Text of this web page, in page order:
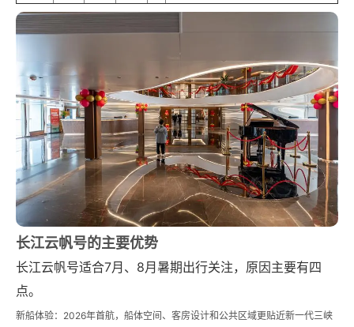
长江云帆号的主要优势
长江云帆号适合7月、8月暑期出行关注，原因主要有四
点。
新船体验：2026年首航，船体空间、客房设计和公共区域更贴近新一代三峡